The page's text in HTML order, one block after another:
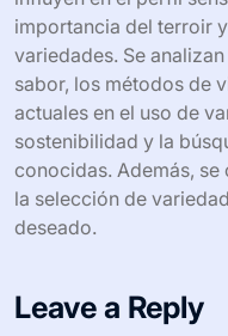
atraen a diferentes
fundamentales para el
Las variedades de uva
juegan un papel crucial
vino, afectando su
explora cómo las
variedad, como el
influyen en el perfil
variedades. Se
sabor, los métodos de